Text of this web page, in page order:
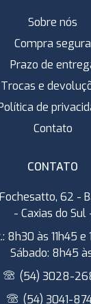
Sobre nós
Compra segura
Prazo de
Trocas e
de
Contato
CONTATO
62 -
- Caxias do Sul
8h30 às 11h45
Sábado: 8h45
(54) 3028-
(54) 3041-